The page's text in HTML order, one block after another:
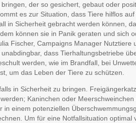
der so gesichert, gebaut oder
es zur Situation, dass Tiere hilflos
in Sicherheit gebracht werden können,
können sie in Panik geraten und sich
Fischer, Campaigns Manager
dass Tierhaltungsbetriebe
werden, wie im Brandfall, bei
um das Leben der Tiere zu schützen.
in Sicherheit zu bringen.
Kaninchen oder
in einem potenziellen
Um für eine Notfallsituation